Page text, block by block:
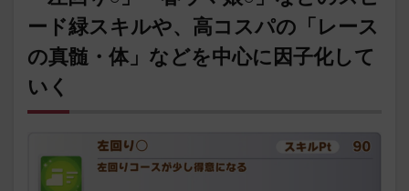
ード緑スキルや、高コスパの「レース
の真髄・体」などを中心に因子化して
いく